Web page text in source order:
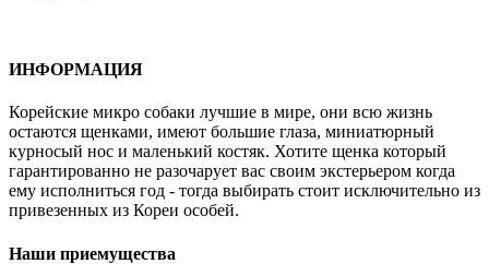
ИНФОРМАЦИЯ
Корейские микро собаки лучшие в мире, они всю жизнь
остаются щенками, имеют большие глаза, миниатюрный
курносый нос и маленький костяк. Хотите щенка который
гарантированно не разочарует вас своим экстерьером когда
ему исполниться год - тогда выбирать стоит исключительно из
привезенных из Кореи особей.
Наши приемущества